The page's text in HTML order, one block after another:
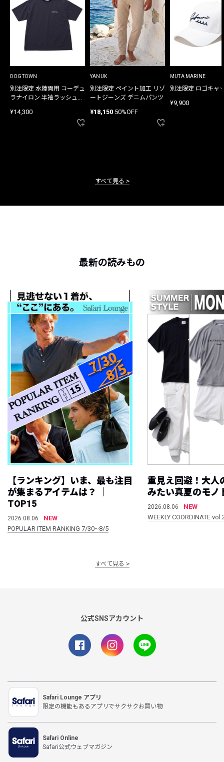
DOGTOWN
別注限定 水陸両用 コーデュ
ラナイロン 半袖ラッシュガ
¥14,300
YANUK
別注限定 ペイント加工 リゾ
ートジーンズ デニムパンツ
¥18,150 50%OFF
MUTA MARINE
別注限定 ロゴキャ
¥9,900
すべて見る
最新の読みもの
【ランキング】いま、最も注目
が集まるアイテムは？ ｜
TOP15
2026.08.06
NEW
POPULAR ITEM RANKING 7/30~8/5
重見え回避！大人
みたい真夏のモノ
2026.08.06
NEW
WEEKLY COORDINATE
すべて見る
公式SNSアカウント
Safari Lounge アプリ
限定の機能もあるアプリでサクサクお買い物
Safari Online
Safari公式ウェブマガジン